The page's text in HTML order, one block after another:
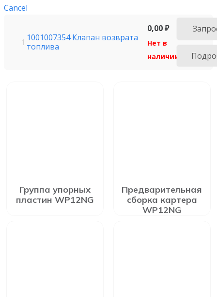
Группа упорных
пластин WP12NG
Предварительная
сборка картера
WP12NG
Cancel
1 1001007354 Клапан возврата
топлива
0,00₽
Нет в
наличии